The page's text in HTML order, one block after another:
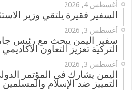
أغسطس 4, 2026
السفير فقيرة يلتقي وزير
أغسطس 3, 2026
سفير اليمن يبحث مع رئيس
التركية تعزيز التعاون الأكاديمي
أغسطس 3, 2026
اليمن يشارك في المؤتمر
التمييز ضد الإسلام والمسلمين